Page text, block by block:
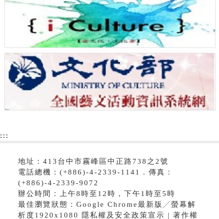
:::
地址：413台中市霧峰區中正路738之2號
電話總機：(+886)-4-2339-1141．傳真：
(+886)-4-2339-9072
辦公時間：上午8時至12時，下午1時至5時
最佳瀏覽狀態：Google Chrome最新版╱螢幕解
析度1920x1080 隱私權及安全政策宣示 | 著作權